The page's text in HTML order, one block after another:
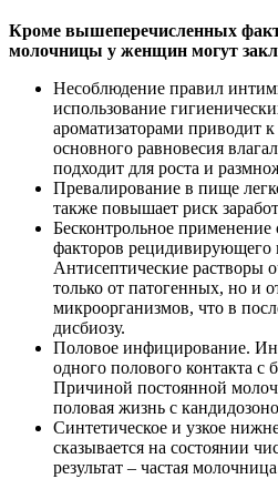
Кроме вышеперечисленных
молочницы у женщин могут
Несоблюдение правил
использование
ароматизаторами приводит
основного равновесия
подходит для роста и
Превалирование в пище
также повышает риск
Бесконтрольное
факторов рецидивирующего
Антисептические растворы
только от патогенных, но и
микроорганизмов, что в
дисбиозу.
Половое инфицирование.
одного полового контакта
Причиной постоянной
половая жизнь с
Синтетическое и узкое
сказывается на состоянии
результат – частая